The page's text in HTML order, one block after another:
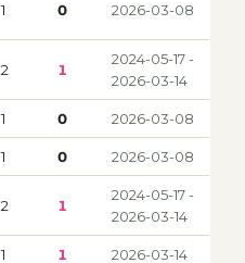
1 0 2026-03-08
2 1
2024-05-17 -
2026-03-14
1 0 2026-03-08
1 0 2026-03-08
2 1
2024-05-17 -
2026-03-14
1 1 2026-03-14